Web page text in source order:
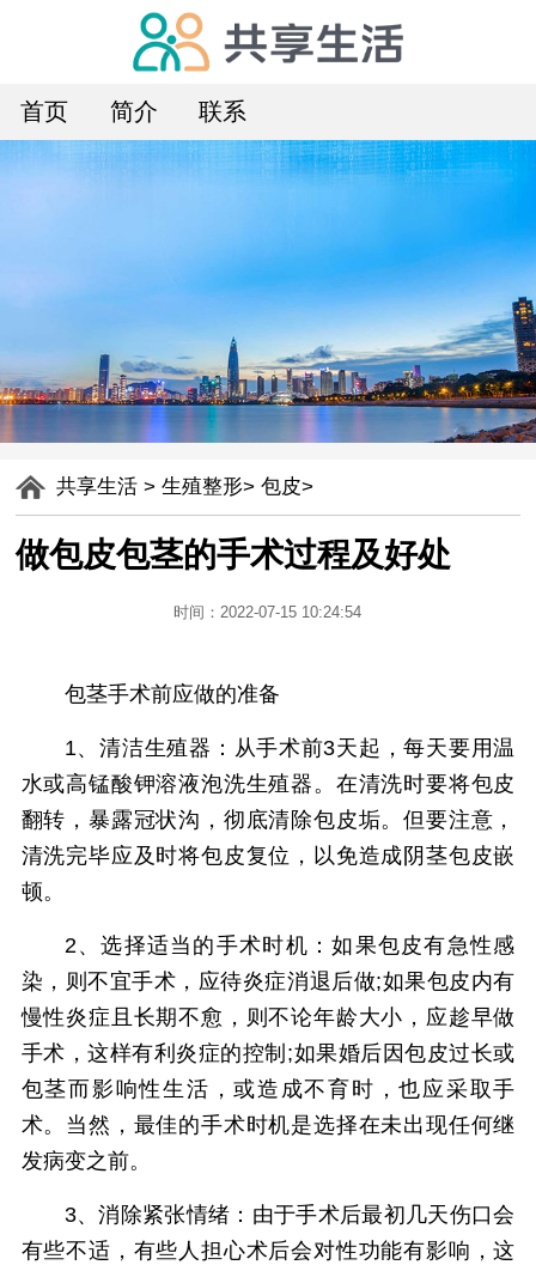
首页 简介 联系
共享生活 >生殖整形>包皮>
做包皮包茎的手术过程及好处
时间：2022-07-15 10:24:54
包茎手术前应做的准备
1、清洁生殖器：从手术前3天起，每天要用温
水或高锰酸钾溶液泡洗生殖器。在清洗时要将包皮
翻转，暴露冠状沟，彻底清除包皮垢。但要注意，
清洗完毕应及时将包皮复位，以免造成阴茎包皮嵌
顿。
2、选择适当的手术时机：如果包皮有急性感
染，则不宜手术，应待炎症消退后做;如果包皮内有
慢性炎症且长期不愈，则不论年龄大小，应趁早做
手术，这样有利炎症的控制;如果婚后因包皮过长或
包茎而影响性生活，或造成不育时，也应采取手
术。当然，最佳的手术时机是选择在未出现任何继
发病变之前。
3、消除紧张情绪：由于手术后最初几天伤口会
有些不适，有些人担心术后会对性功能有影响，这